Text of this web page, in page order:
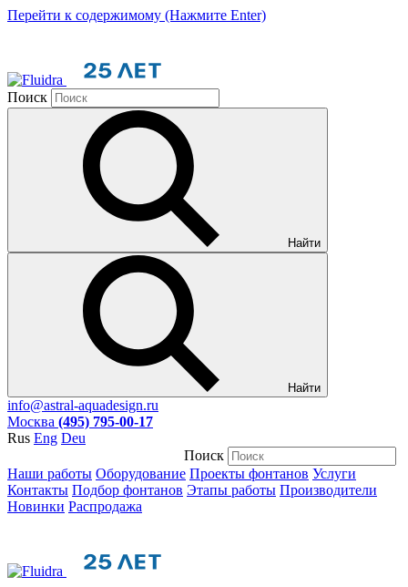
Перейти к содержимому (Нажмите Enter)
Поиск
Найти
Найти
info@astral-aquadesign.ru
Москва (495) 795-00-17
Rus Eng Deu
Поиск
Наши работы Оборудование Проекты фонтанов Услуги
Контакты Подбор фонтанов Этапы работы Производители
Новинки Распродажа